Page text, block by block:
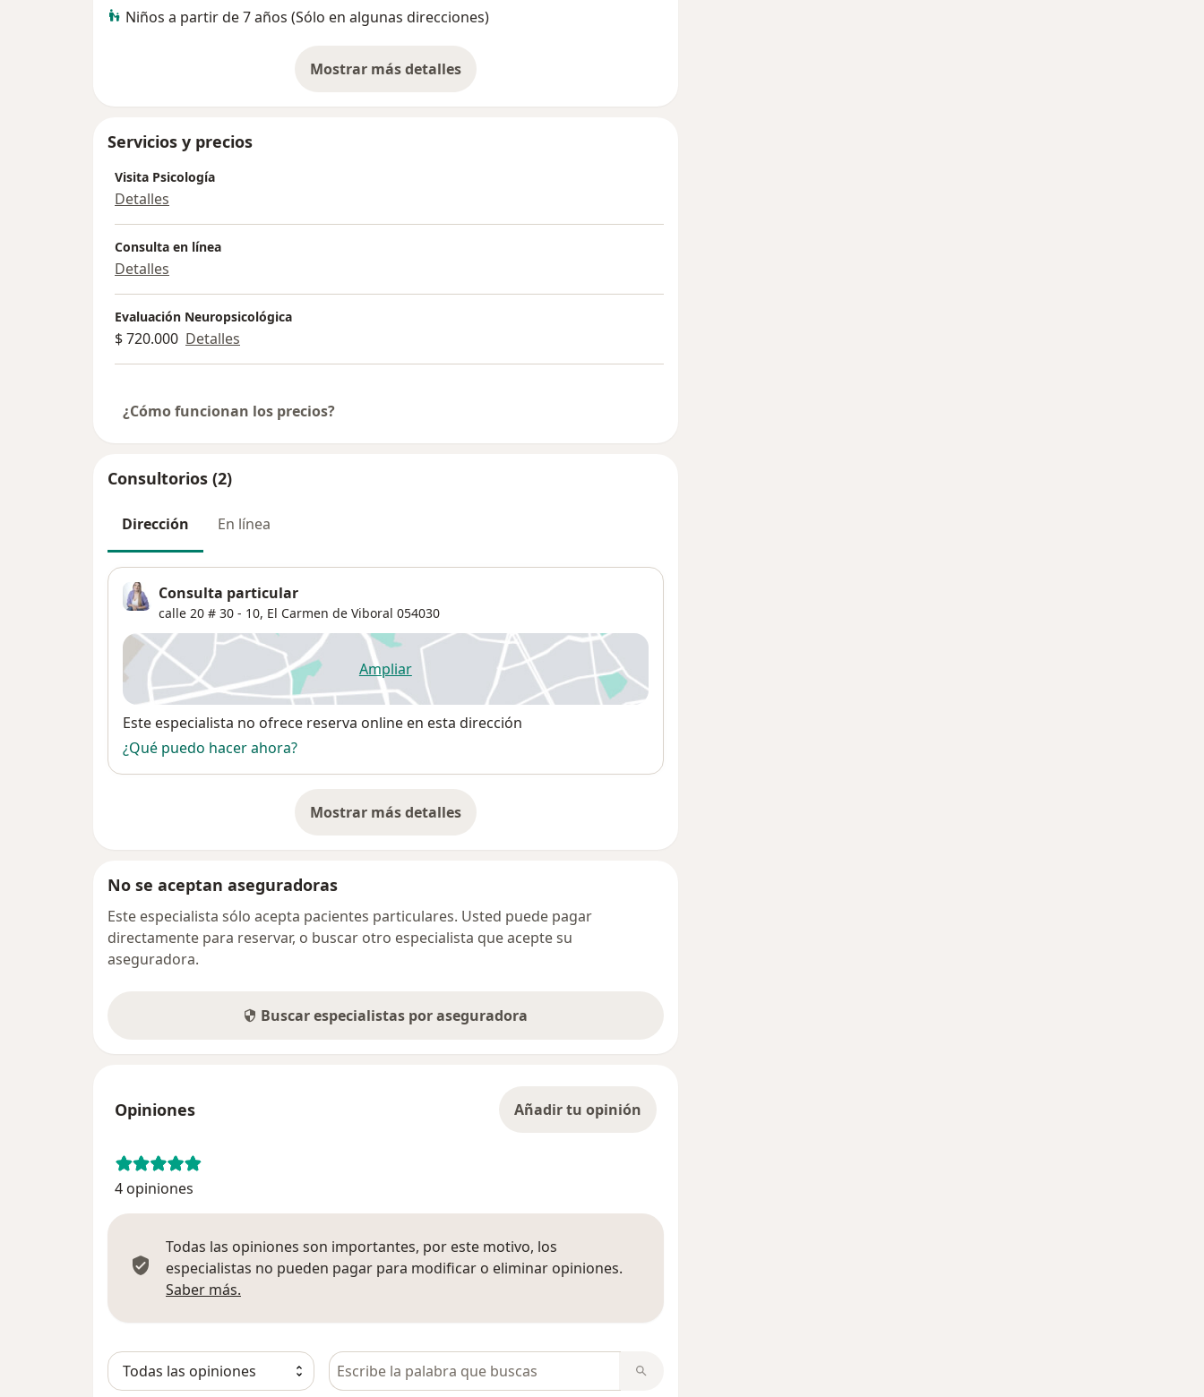
Niños a partir de 7 años (Sólo en algunas direcciones)
Mostrar más detalles
sobre la experiencia
Servicios y precios
Visita Psicología
Detalles
Consulta en línea
Detalles
Evaluación Neuropsicológica
$ 720.000 Detalles
¿Cómo funcionan los precios?
Consultorios (2)
Dirección En línea
Consulta particular
calle 20 # 30 - 10, El Carmen de Viboral 054030
Ampliarse abre en una nueva pestaña
Disponibilidad
Este especialista no ofrece reserva online en esta dirección
¿Qué puedo hacer ahora?
Mostrar más detalles
sobre la dirección
No se aceptan aseguradoras
Este especialista sólo acepta pacientes particulares. Usted puede pagar
directamente para reservar, o buscar otro especialista que acepte su
aseguradora.
Buscar especialistas por aseguradora
Opiniones Añadir tu opinión
4 opiniones
Todas las opiniones son importantes, por este motivo, los
especialistas no pueden pagar para modificar o eliminar opiniones.
Saber más.
Busca en opiniones